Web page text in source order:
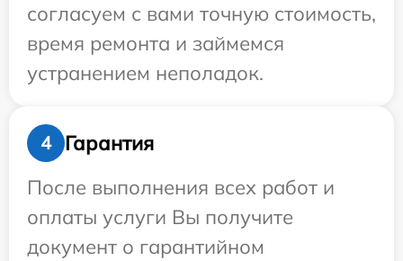
согласуем с вами точную стоимость,
время ремонта и займемся
устранением неполадок.
4
Гарантия
После выполнения всех работ и
оплаты услуги Вы получите
документ о гарантийном